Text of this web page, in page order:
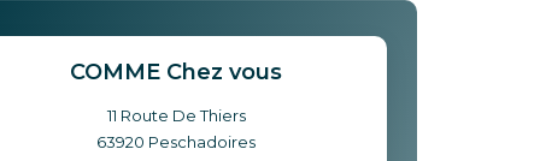
COMME Chez vous
11 Route De Thiers
63920 Peschadoires